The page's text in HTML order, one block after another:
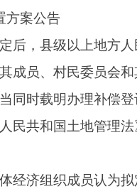
协议。
安置协议的，县级以上地
土地管理法》第四十七
时落实土地补偿费、安
前期工作后，方可申请